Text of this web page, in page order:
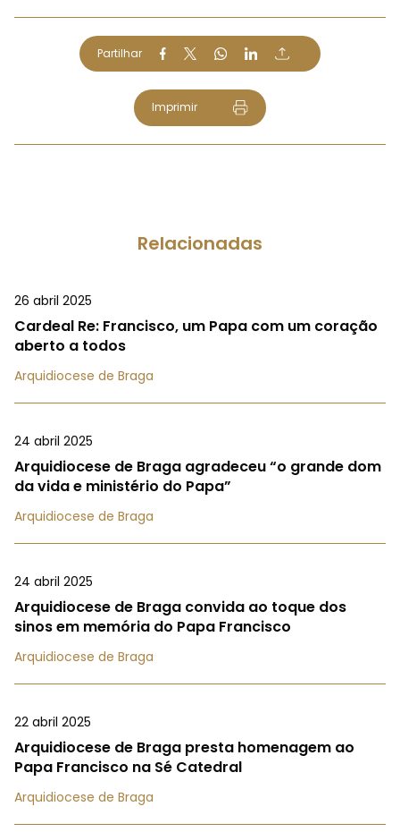
Partilhar
Imprimir
Relacionadas
26 abril 2025
Cardeal Re: Francisco, um Papa com um coração
aberto a todos
Arquidiocese de Braga
24 abril 2025
Arquidiocese de Braga agradeceu “o grande dom
da vida e ministério do Papa”
Arquidiocese de Braga
24 abril 2025
Arquidiocese de Braga convida ao toque dos
sinos em memória do Papa Francisco
Arquidiocese de Braga
22 abril 2025
Arquidiocese de Braga presta homenagem ao
Papa Francisco na Sé Catedral
Arquidiocese de Braga